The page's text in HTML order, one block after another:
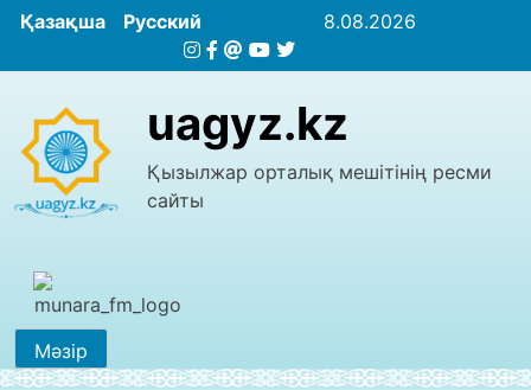
Қазақша Русский 8.08.2026
uagyz.kz
Қызылжар орталық мешітінің ресми
сайты
Мәзір